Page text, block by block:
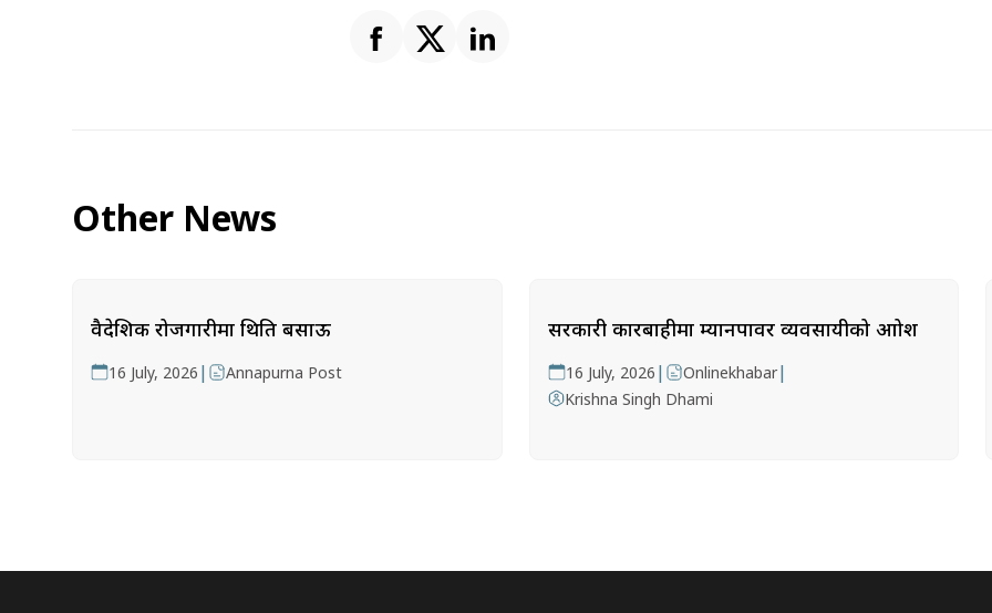
Other News
वैदेशिक रोजगारीमा थिति बसाऊ
16 July, 2026 | Annapurna Post
सरकारी कारबाहीमा म्यानपावर व्यवसायीको आक्रोश
16 July, 2026 | Onlinekhabar|
Krishna Singh Dhami